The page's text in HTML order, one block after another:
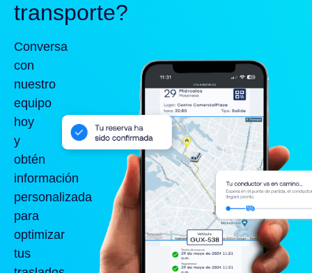
transporte?
Conversa
con
nuestro
equipo
hoy
y
obtén
información
personalizada
para
optimizar
tus